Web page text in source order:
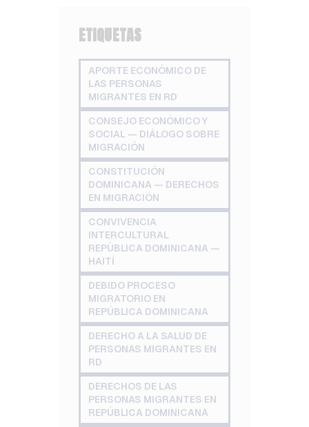
ETIQUETAS
APORTE ECONÓMICO DE
LAS PERSONAS
MIGRANTES EN RD
CONSEJO ECONÓMICO Y
SOCIAL — DIÁLOGO SOBRE
MIGRACIÓN
CONSTITUCIÓN
DOMINICANA — DERECHOS
EN MIGRACIÓN
CONVIVENCIA
INTERCULTURAL
REPÚBLICA DOMINICANA —
HAITÍ
DEBIDO PROCESO
MIGRATORIO EN
REPÚBLICA DOMINICANA
DERECHO A LA SALUD DE
PERSONAS MIGRANTES EN
RD
DERECHOS DE LAS
PERSONAS MIGRANTES EN
REPÚBLICA DOMINICANA